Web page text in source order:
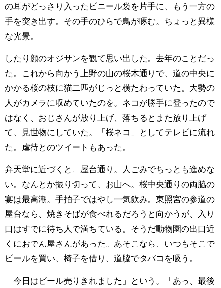
の耳がどっさり入ったビニール袋を片手に、もう一方の
手を突き出す。その手のひらで鳥が啄む。ちょっと異様
な光景。
したり顔のオジサンを観て思い出した。去年のことだっ
た。これから向かう上野の山の桜木通りで、道の中央に
かかる桜の枝に猫二匹がじっと横たわっていた。大勢の
人がカメラに収めていたのを。ネコが勝手に登ったので
はなく、おじさんが放り上げ、落ちるとまた放り上げ
て、見世物にしていた。「桜ネコ」としてテレビに流れ
た。虐待とのツイートもあった。
弁天堂に近づくと、屋台通り。人ごみでちっとも進めな
い。なんとか振り切って、お山へ。桜中央通りの両脇の
宴は最高潮。手拍子ではやし一気飲み。東照宮の参道の
屋台なら、焼きそばが食べれるだろうと向かうが、入り
口はすでに待ち人で満ちている。そうだ動物園の出口近
くにおでん屋さんがあった。あそこなら、いつもそこで
ビールを買い、椅子を借り、道脇でタバコを吸う。
「今日はビール売りきれました」という。「あっ、最後